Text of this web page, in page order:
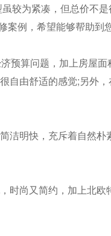
较为紧凑，但总价不
例，希望能够帮助到您
预算问题，加上房屋
由舒适的感觉;另外
洁明快，充斥着自然
尚又简约，加上北欧